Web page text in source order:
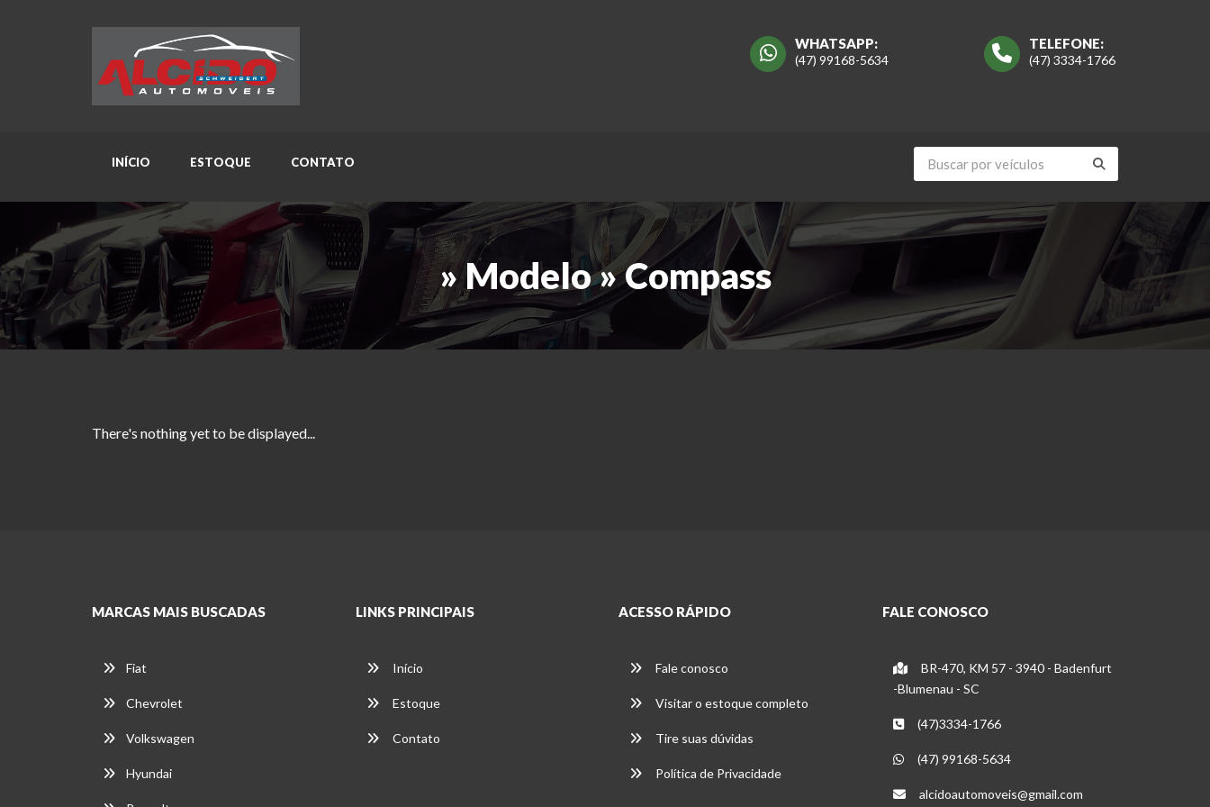
TELEFONE:
(47) 3334-1766
WHATSAPP:
(47) 99168-5634
INÍCIO ESTOQUE CONTATO
» Modelo » Compass
There's nothing yet to be displayed...
MARCAS MAIS BUSCADAS
Fiat
Chevrolet
Volkswagen
Hyundai
LINKS PRINCIPAIS
Início
Estoque
Contato
ACESSO RÁPIDO
Fale conosco
Visitar o estoque completo
Tire suas dúvidas
Política de Privacidade
FALE CONOSCO
BR-470, KM 57 - 3940 - Badenfurt
-Blumenau - SC
(47)3334-1766
(47) 99168-5634
alcidoautomoveis@gmail.com